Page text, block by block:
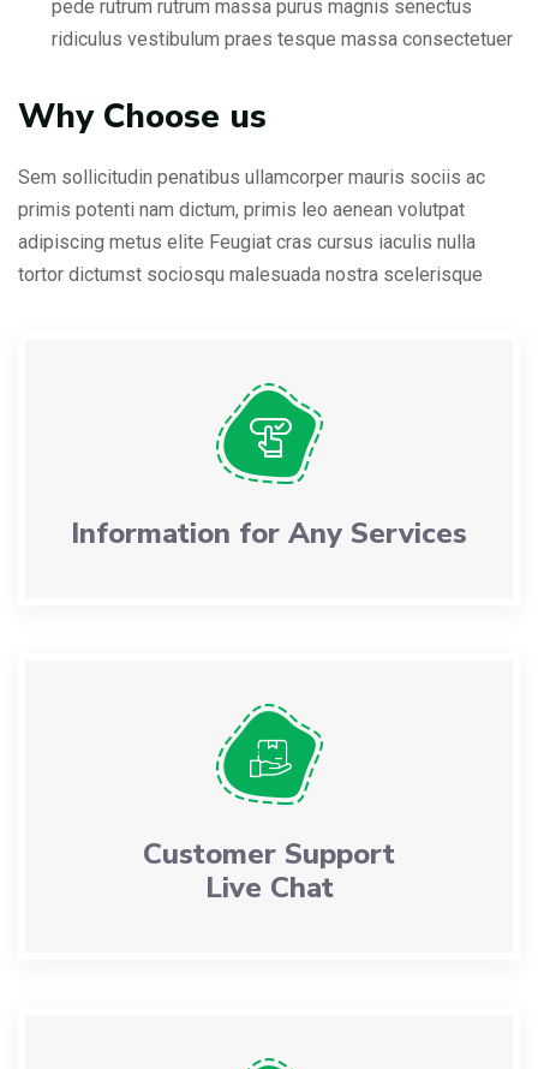
pede rutrum rutrum massa purus magnis senectus
ridiculus vestibulum praes tesque massa consectetuer
Why Choose us
Sem sollicitudin penatibus ullamcorper mauris sociis ac
primis potenti nam dictum, primis leo aenean volutpat
adipiscing metus elite Feugiat cras cursus iaculis nulla
tortor dictumst sociosqu malesuada nostra scelerisque
Information for Any Services
Customer Support
Live Chat